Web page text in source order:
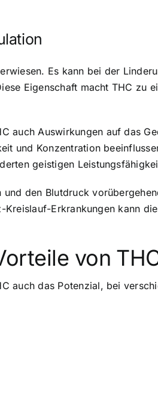
Es kann bei der
Eigenschaft macht THC zu
auch Auswirkungen auf das
und Konzentration
geistigen
den Blutdruck
Erkrankungen kann
von
auch das Potenzial, bei